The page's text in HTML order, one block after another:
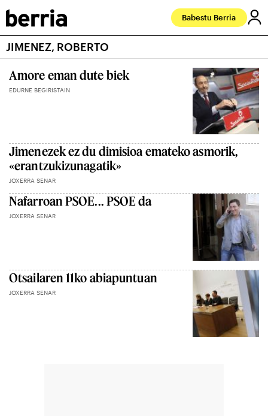
Babestu Berria
JIMENEZ, ROBERTO
Amore eman dute biek
EDURNE BEGIRISTAIN
Jimenezek ez du dimisioa emateko asmorik,
«erantzukizunagatik»
JOXERRA SENAR
Nafarroan PSOE... PSOE da
JOXERRA SENAR
Otsailaren 11ko abiapuntuan
JOXERRA SENAR